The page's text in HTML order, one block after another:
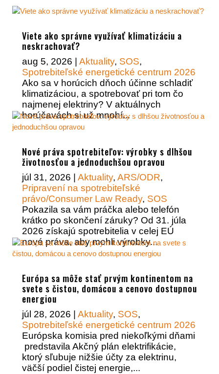
Viete ako správne využívať klimatizáciu a
neskrachovať?
aug 5, 2026 Aktuality, SOS,
Spotrebiteľské energetické centrum 2026
Ako sa v horúcich dňoch účinne schladiť
klimatizáciou, a spotrebovať pri tom čo
najmenej elektriny? V aktuálnych
horúčavách si už mnohí...
Nové práva spotrebiteľov: výrobky s dlhšou
životnosťou a jednoduchšou opravou
júl 31, 2026 Aktuality, ARS/ODR,
Pripravení na spotrebiteľské
právo/Consumer Law Ready, SOS
Pokazila sa vám práčka alebo telefón
krátko po skončení záruky? Od 31. júla
2026 získajú spotrebitelia v celej EÚ
nové práva, aby mohli výrobky...
Európa sa môže stať prvým kontinentom na
svete s čistou, domácou a cenovo dostupnou
energiou
júl 28, 2026 Aktuality, SOS,
Spotrebiteľské energetické centrum 2026
Európska komisia pred niekoľkými dňami
predstavila Akčný plán elektrifikácie,
ktorý sľubuje nižšie účty za elektrinu,
väčší podiel čistej energie,...